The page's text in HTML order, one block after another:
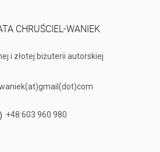
CHRUŚCIEL-WANIEK
i złotej biżuterii autorskiej
+48 603 960 980